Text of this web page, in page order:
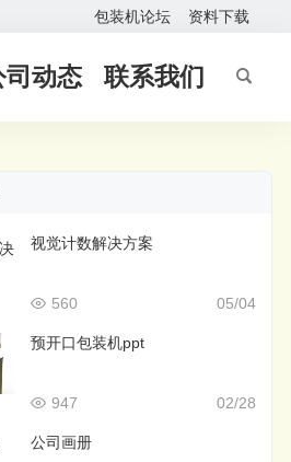
包装机论坛 资料下载
司动态 联系我们
视觉计数解决方案
05/04
560
预开口包装机ppt
02/28
947
公司画册